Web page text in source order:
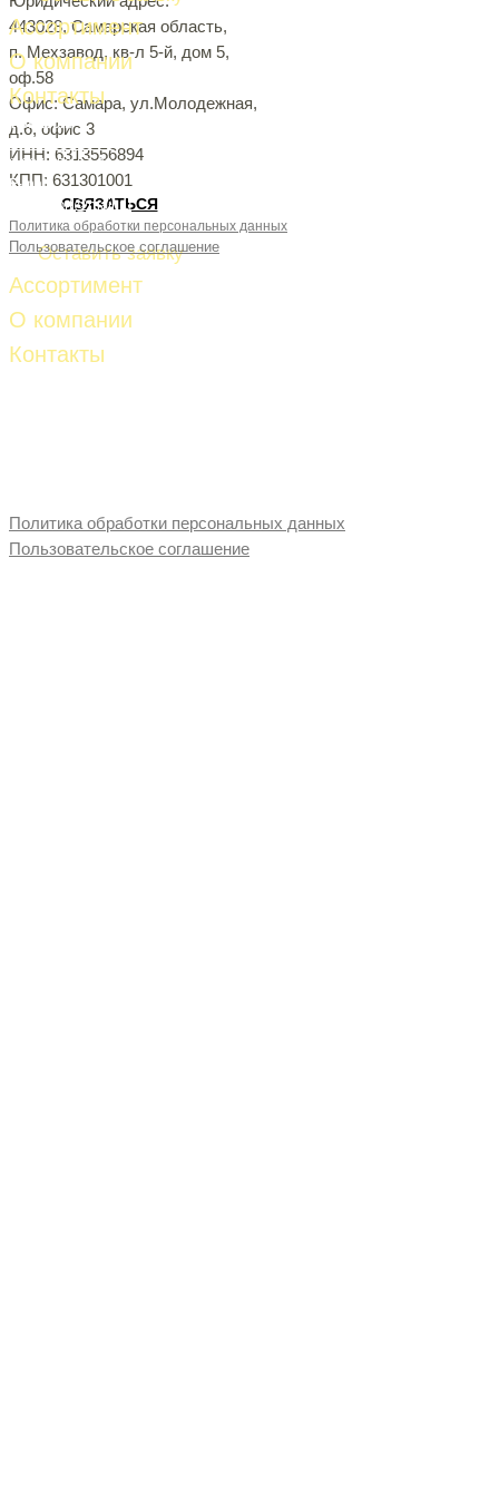
443028, Самарская область,
п. Мехзавод, кв-л 5-й, дом 5,
оф.58
Офис: Самара, ул.Молодежная,
д.6, офис 3
ИНН: 6313556894
КПП: 631301001
СВЯЗАТЬСЯ
Оставить заявку
Ассортимент
О компании
Контакты
Политика обработки персональных данных
Пользовательское соглашение
Ассортимент
О компании
Контакты
Телефон:
8-927-261-53-81
8-927-653-87-28
E-mail:
fud-import@mail.ru
Политика обработки персональных данных
Пользовательское соглашение